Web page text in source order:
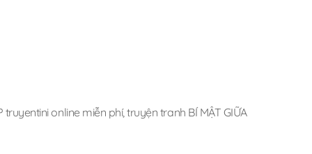
truyentini online miễn phí,truyện tranh BÍ MẬT GIỮA